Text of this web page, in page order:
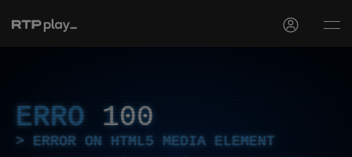
ERRO 100
ERROR ON HTML5 MEDIA ELEMENT